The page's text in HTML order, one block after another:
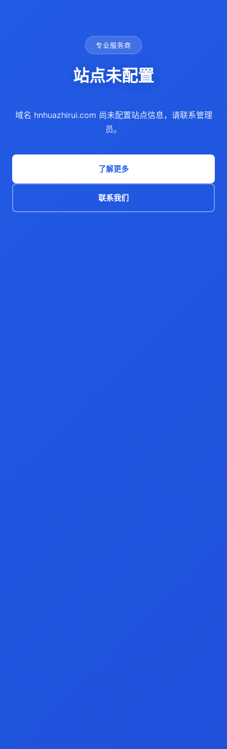
专业服务商
站点未配置
域名 hnhuazhirui.com 尚未配置站点信息，请联系管理
员。
了解更多
联系我们